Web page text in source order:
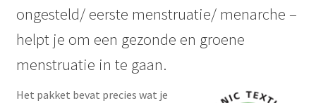
ongesteld/ eerste menstruatie/ menarche –
helpt je om een gezonde en groene
menstruatie in te gaan.
Het pakket bevat precies wat je